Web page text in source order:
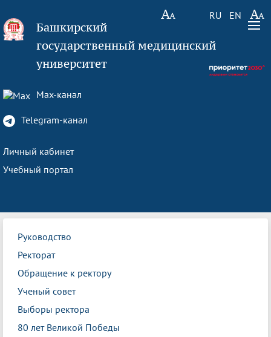
RU EN
Башкирский
государственный медицинский
университет
Max-канал
Telegram-канал
Личный кабинет
Учебный портал
Руководство
Ректорат
Обращение к ректору
Ученый совет
Выборы ректора
80 лет Великой Победы